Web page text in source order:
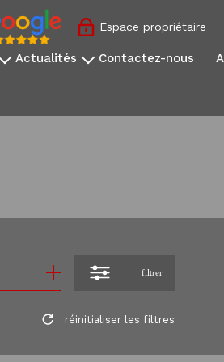
Espace propriétaire
actualités contactez-nous
filtrer
réinitialiser les filtres